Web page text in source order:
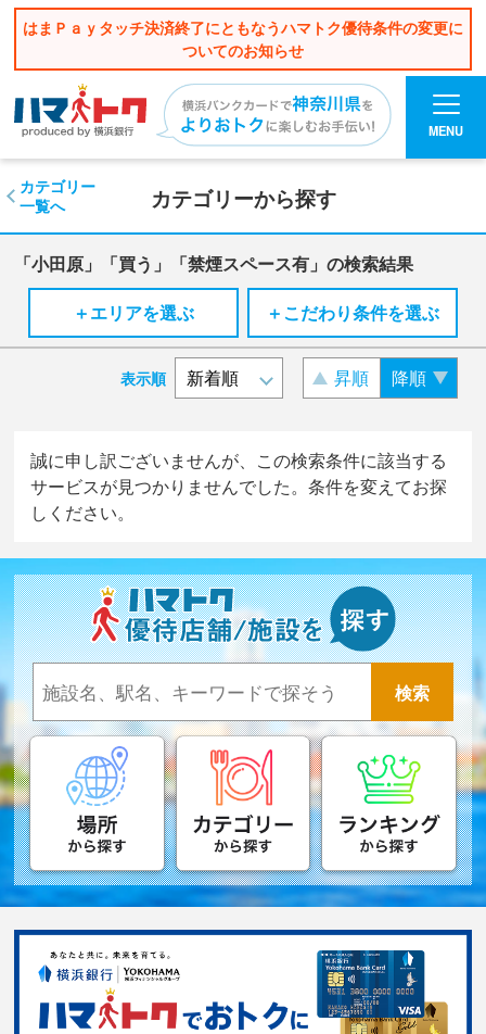
はまＰａｙタッチ決済終了にともなうハマトク優待条件の変更に
ついてのお知らせ
MENU
カテゴリーから探す
カテゴリー
一覧へ
「小田原」「買う」「禁煙スペース有」の検索結果
＋エリアを選ぶ
＋こだわり条件を選ぶ
表示順 昇順 降順
誠に申し訳ございませんが、この検索条件に該当する
サービスが見つかりませんでした。条件を変えてお探
しください。